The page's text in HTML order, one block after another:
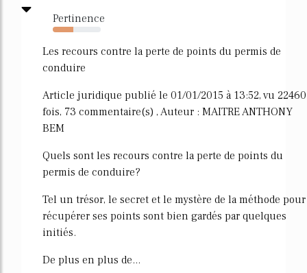
Pertinence
43%
Les recours contre la perte de points du permis de
conduire
Article juridique publié le 01/01/2015 à 13:52, vu 22460
fois, 73 commentaire(s) , Auteur : MAITRE ANTHONY
BEM
Quels sont les recours contre la perte de points du
permis de conduire?
Tel un trésor, le secret et le mystère de la méthode pour
récupérer ses points sont bien gardés par quelques
initiés.
De plus en plus de...